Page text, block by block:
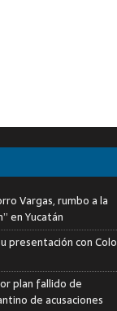
Vargas, rumbo a la
en Yucatán
presentación con Colo
plan fallido de
de acusaciones